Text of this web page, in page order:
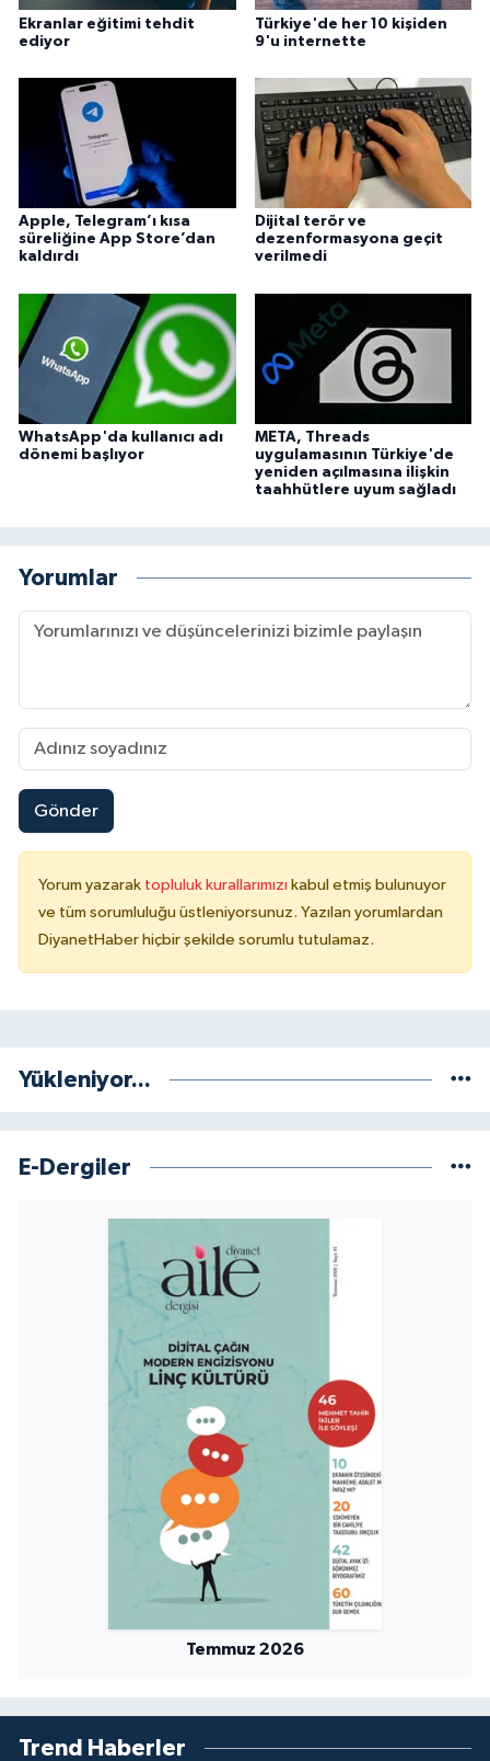
Ekranlar eğitimi tehdit
ediyor
Türkiye'de her 10 kişiden
9'u internette
Apple, Telegram’ı kısa
süreliğine App Store’dan
kaldırdı
Dijital terör ve
dezenformasyona geçit
verilmedi
WhatsApp'da kullanıcı adı
dönemi başlıyor
META, Threads
uygulamasının Türkiye'de
yeniden açılmasına ilişkin
taahhütlere uyum sağladı
Yorumlar
Gönder
Yorum yazarak topluluk kurallarımızı kabul etmiş bulunuyor
ve tüm sorumluluğu üstleniyorsunuz. Yazılan yorumlardan
DiyanetHaber hiçbir şekilde sorumlu tutulamaz.
Yükleniyor...
E-Dergiler
Temmuz 2026
Trend Haberler